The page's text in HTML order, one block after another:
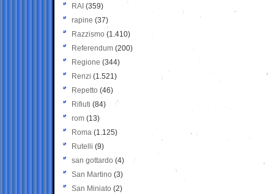
RAI (359)
rapine (37)
Razzismo (1.410)
Referendum (200)
Regione (344)
Renzi (1.521)
Repetto (46)
Rifiuti (84)
rom (13)
Roma (1.125)
Rutelli (9)
san gottardo (4)
San Martino (3)
San Miniato (2)